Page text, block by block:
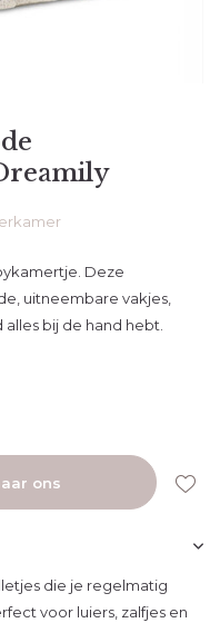
Deze
uitneembare vakjes,
bij de hand hebt.
ons
die je regelmatig
voor luiers, zalfjes en